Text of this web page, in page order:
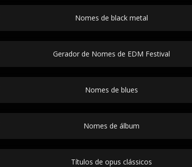
Nomes de black metal
Gerador de Nomes de EDM Festival
Nomes de blues
Nomes de álbum
Títulos de opus clássicos